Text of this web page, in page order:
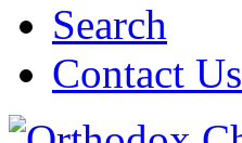
Search
Contact Us